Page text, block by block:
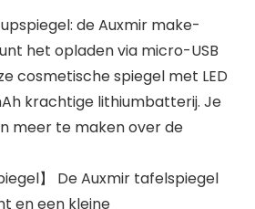
de Auxmir make-
het opladen via micro-USB
cosmetische spiegel met LED
krachtige lithiumbatterij. Je
meer te maken over de
】 De Auxmir tafelspiegel
en een kleine